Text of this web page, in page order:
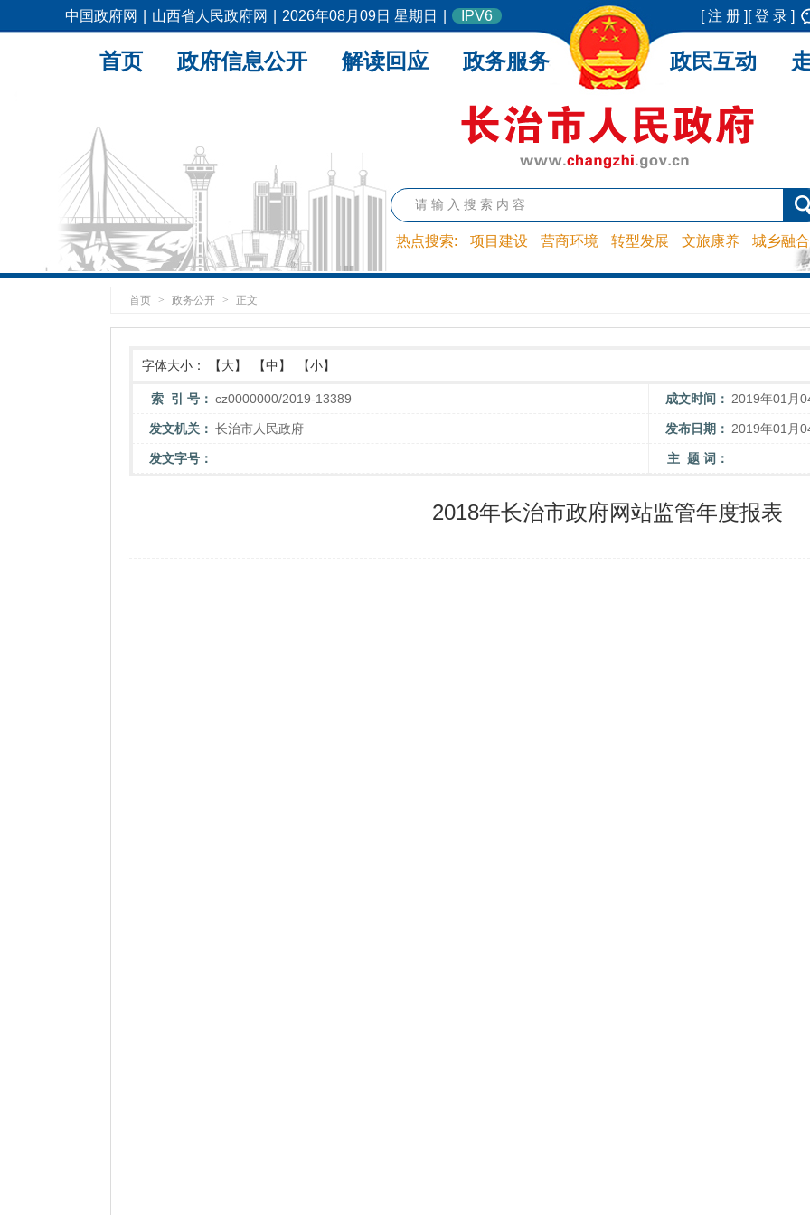
中国政府网 山西省人民政府网 2026年08月09日 星期日 IPV6 [ 登 录 ]
[ 注 册 ]
热点搜索: 项目建设 营商环境 转型发展 文旅康养 城乡融合
首页 政府信息公开 解读回应 政务服务 政民互动
首页 > 政务公开 > 正文
字体大小： 【大】 【中】 【小】
索 引 号： cz0000000/2019-13389 成文时间： 2019年01月
发文机关： 长治市人民政府 发布日期： 2019年01月
发文字号： 主 题 词：
2018年长治市政府网站监管年度报表